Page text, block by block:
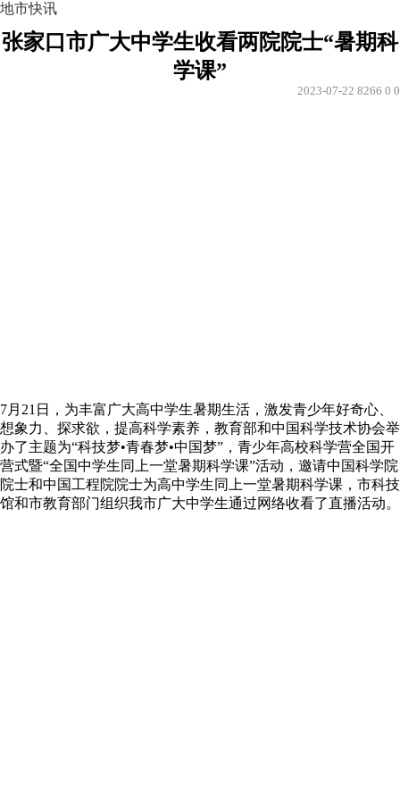
地市快讯
张家口市广大中学生收看两院院士“暑期科
学课”
2023-07-22 8266 0 0
7月21日，为丰富广大高中学生暑期生活，激发青少年好奇心、
想象力、探求欲，提高科学素养，教育部和中国科学技术协会举
办了主题为“科技梦•青春梦•中国梦”，青少年高校科学营全国开
营式暨“全国中学生同上一堂暑期科学课”活动，邀请中国科学院
院士和中国工程院院士为高中学生同上一堂暑期科学课，市科技
馆和市教育部门组织我市广大中学生通过网络收看了直播活动。